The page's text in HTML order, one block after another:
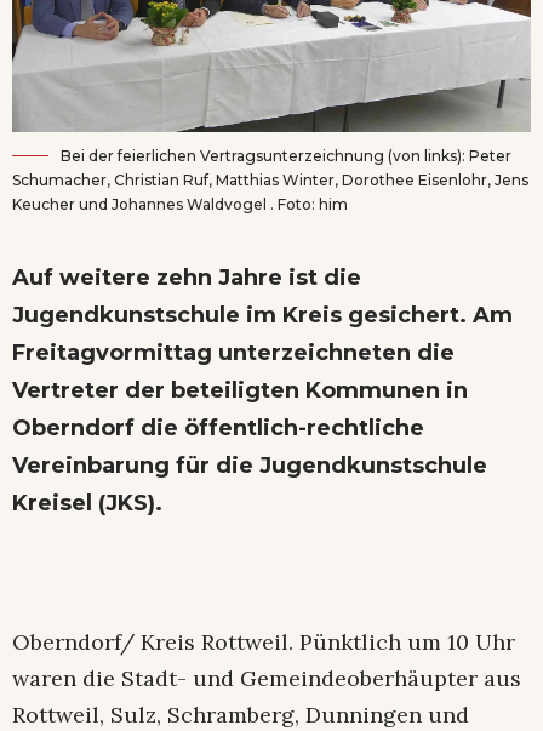
Bei der feierlichen Vertragsunterzeichnung (von links): Peter
Schumacher, Christian Ruf, Matthias Winter, Dorothee Eisenlohr, Jens
Keucher und Johannes Waldvogel . Foto: him
Auf weitere zehn Jahre ist die
Jugendkunstschule im Kreis gesichert. Am
Freitagvormittag unterzeichneten die
Vertreter der beteiligten Kommunen in
Oberndorf die öffentlich-rechtliche
Vereinbarung für die Jugendkunstschule
Kreisel (JKS).
Oberndorf/ Kreis Rottweil. Pünktlich um 10 Uhr
waren die Stadt- und Gemeindeoberhäupter aus
Rottweil, Sulz, Schramberg, Dunningen und